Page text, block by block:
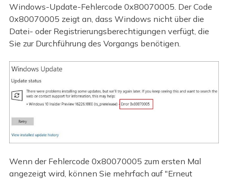
Windows-Update-Fehlercode 0x80070005. Der Code
0x80070005 zeigt an, dass Windows nicht über die
Datei- oder Registrierungsberechtigungen verfügt, die
Sie zur Durchführung des Vorgangs benötigen.
Wenn der Fehlercode 0x80070005 zum ersten Mal
angezeigt wird, können Sie mehrfach auf "Erneut